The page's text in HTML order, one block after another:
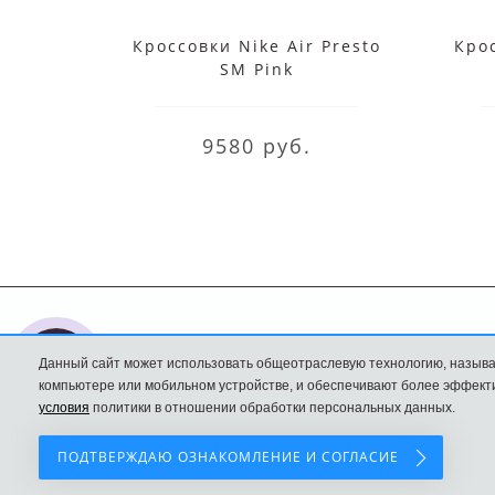
Кроссовки Nike Air Presto
SM Pink
9580 руб.
Nike интернет
магазин
Доставка и оплата
Политика
Конфиденциальности
Данный сайт может использовать общеотраслевую технологию,
компьютере или мобильном устройстве, и обеспечивают более
условия политики в отношении обработки персональных данных.
ПОДТВЕРЖДАЮ ОЗНАКОМЛЕНИЕ И СОГЛАСИЕ